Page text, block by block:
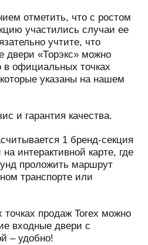
отметить, что с ростом
участились случаи ее
учтите, что
двери «Торэкс» можно
в официальных точках
указаны на нашем
и гарантия качества.
1 бренд-секция
интерактивной карте, где
проложить маршрут
транспорте или
продаж Torex можно
входные двери с
– удобно!